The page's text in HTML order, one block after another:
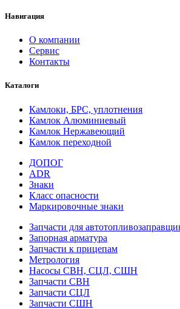
Навигация
О компании
Сервис
Контакты
Каталоги
Камлоки, БРС, уплотнения
Камлок Алюминиевый
Камлок Нержавеющий
Камлок переходной
ДОПОГ
ADR
Знаки
Класс опасности
Маркировочные знаки
Запчасти для
Запорная арматура
Запчасти к прицепам
Метрология
Насосы СВН, СЦЛ, СШН
Запчасти СВН
Запчасти СЦЛ
Запчасти СШН